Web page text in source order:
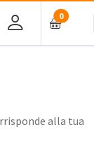
0
alla tua